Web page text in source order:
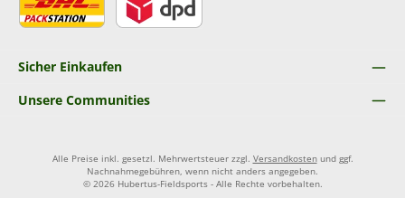
Sicher Einkaufen
Unsere Communities
Alle Preise inkl. gesetzl. Mehrwertsteuer zzgl. Versandkostenund ggf.
Nachnahmegebühren, wenn nicht anders angegeben.
© 2026 Hubertus-Fieldsports - Alle Rechte vorbehalten.